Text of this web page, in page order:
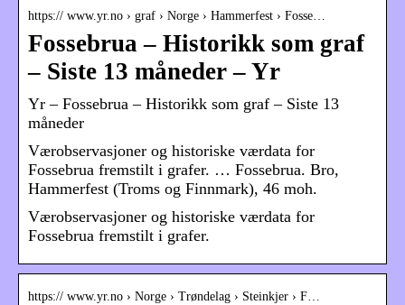
https:// www.yr.no › graf › Norge › Hammerfest › Fosse…
Fossebrua – Historikk som graf
– Siste 13 måneder – Yr
Yr – Fossebrua – Historikk som graf – Siste 13
måneder
Værobservasjoner og historiske værdata for
Fossebrua fremstilt i grafer. … Fossebrua. Bro,
Hammerfest (Troms og Finnmark), 46 moh.
Værobservasjoner og historiske værdata for
Fossebrua fremstilt i grafer.
https:// www.yr.no › Norge › Trøndelag › Steinkjer › F…